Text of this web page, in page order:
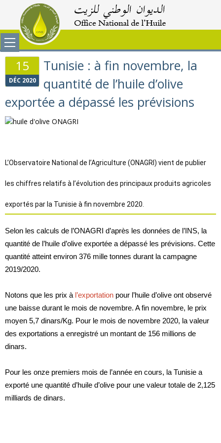
15
DÉC 2020
Tunisie : à fin novembre, la
quantité de l’huile d’olive
exportée a dépassé les prévisions
L’Observatoire National de l’Agriculture (ONAGRI ) vient de publier
les chiffres relatifs à l’évolution des principaux produits agricoles
exportés par la Tunisie à fin novembre 2020.
Selon les calculs de l’ONAGRI d’après les données de l’INS, la
quantité de l’huile d’olive exportée a dépassé les prévisions. Cette
quantité atteint environ 376 mille tonnes durant la campagne
2019/2020.
Notons que les prix à l’exportation pour l’huile d’olive ont observé
une baisse durant le mois de novembre. A fin novembre, le prix
moyen 5,7 dinars/Kg. Pour le mois de novembre 2020, la valeur
des exportations a enregistré un montant de 156 millions de
dinars.
Pour les onze premiers mois de l’année en cours, la Tunisie a
exporté une quantité d’huile d’olive pour une valeur totale de 2,125
milliards de dinars.